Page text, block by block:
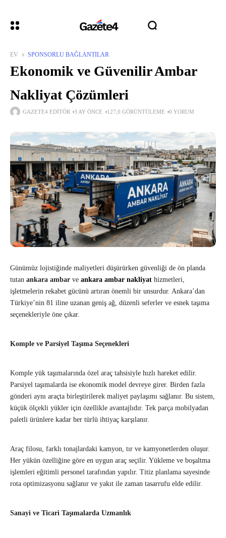
EV SPONSORLU BAĞLANTILAR
Ekonomik ve Güvenilir Ambar
Nakliyat Çözümleri
GAZETE4 EDITÖR 3 AY ÖNCE 127,0 GÖRÜNTÜLEME 0 YORUM
Günümüz lojistiğinde maliyetleri düşürürken güvenliği de ön planda
tutan ankara ambar ve ankara ambar nakliyat hizmetleri,
işletmelerin rekabet gücünü artıran önemli bir unsurdur. Ankara’dan
Türkiye’nin 81 iline uzanan geniş ağ, düzenli seferler ve esnek taşıma
seçenekleriyle öne çıkar.
Komple ve Parsiyel Taşıma Seçenekleri
Komple yük taşımalarında özel araç tahsisiyle hızlı hareket edilir.
Parsiyel taşımalarda ise ekonomik model devreye girer. Birden fazla
gönderi aynı araçta birleştirilerek maliyet paylaşımı sağlanır. Bu sistem,
küçük ölçekli yükler için özellikle avantajlıdır. Tek parça mobilyadan
paletli ürünlere kadar her türlü ihtiyaç karşılanır.
Araç filosu, farklı tonajlardaki kamyon, tır ve kamyonetlerden oluşur.
Her yükün özelliğine göre en uygun araç seçilir. Yükleme ve boşaltma
işlemleri eğitimli personel tarafından yapılır. Titiz planlama sayesinde
rota optimizasyonu sağlanır ve yakıt ile zaman tasarrufu elde edilir.
Sanayi ve Ticari Taşımalarda Uzmanlık